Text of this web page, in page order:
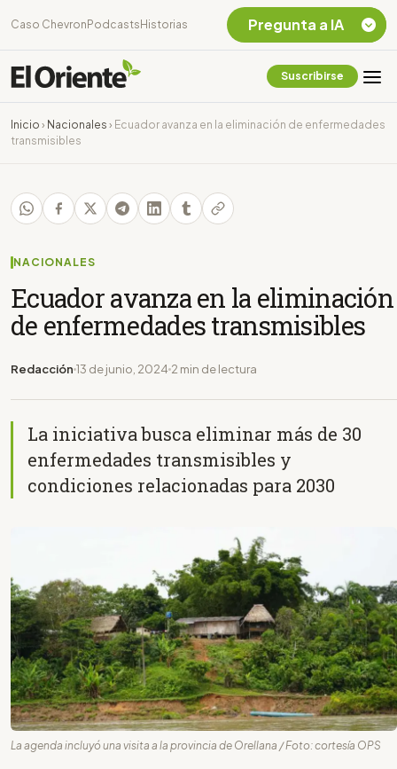
Caso Chevron Podcasts Historias
Suscribirse
Inicio › Nacionales › Ecuador avanza en la eliminación de enfermedades
transmisibles
NACIONALES
Ecuador avanza en la eliminación
de enfermedades transmisibles
Redacción 13 de junio, 2024 2 min de lectura
La iniciativa busca eliminar más de 30
enfermedades transmisibles y
condiciones relacionadas para 2030
La agenda incluyó una visita a la provincia de Orellana / Foto: cortesía OPS
Pregunta a IA
Chevron Ecuador